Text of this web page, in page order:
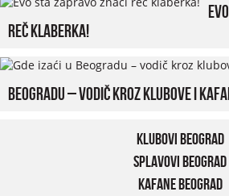
reč klaberka!
Beogradu – vodič kroz klubove i
Klubovi Beograd
Splavovi Beograd
Kafane Beograd